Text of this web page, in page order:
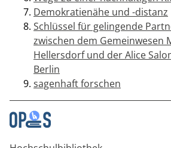
Demokratienähe und -distanz
Schlüssel für gelingende
zwischen dem Gemeinwesen
Hellersdorf und der Alice
Berlin
sagenhaft forschen